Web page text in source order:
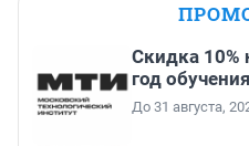
Скидка
год обучения
До 31 августа,